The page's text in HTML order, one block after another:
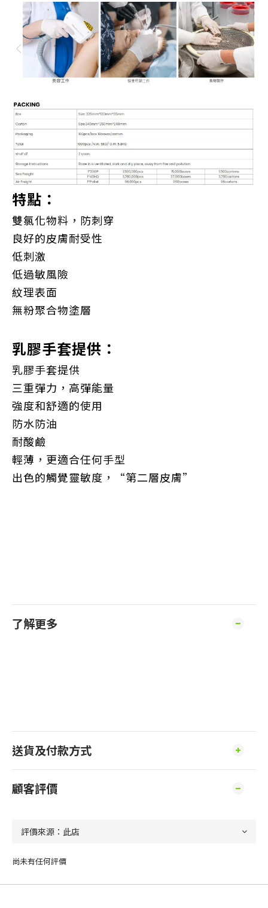
特點：
雙氯化物料，防刺穿
良好的皮膚耐受性
低刺激
低過敏風險
紋理表面
無粉聚合物塗層
乳膠手套提供：
乳膠手套提供
三重彈力，高彈能量
強度和舒適的使用
防水防油
耐酸鹼
輕薄，更適合任何手型
出色的觸覺靈敏度，“第二層皮膚”
了解更多
送貨及付款方式
顧客評價
尚未有任何評價